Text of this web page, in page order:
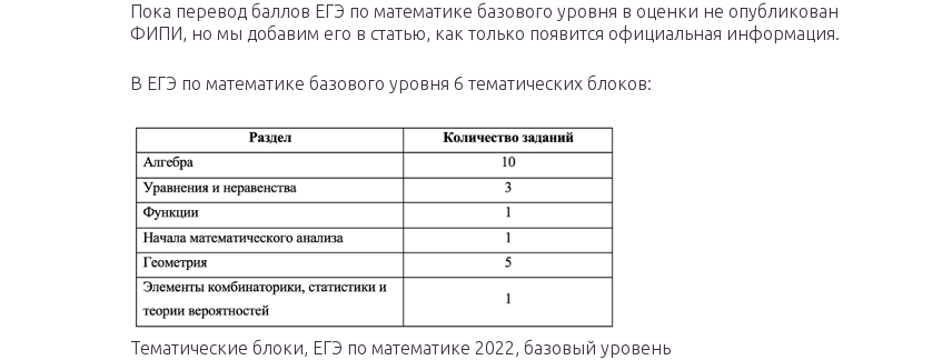
Пока перевод баллов ЕГЭ по математике базового уровня в оценки не опубликован
ФИПИ, но мы добавим его в статью, как только появится официальная информация.
В ЕГЭ по математике базового уровня 6 тематических блоков:
Тематические блоки, ЕГЭ по математике 2022, базовый уровень